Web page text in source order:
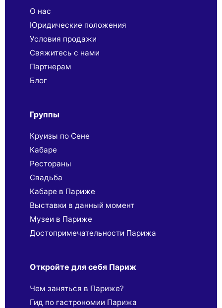
О нас
Юридические положения
Условия продажи
Свяжитесь с нами
Партнерaм
Блог
Группы
Круизы по Сене
Кабаре
Рестораны
Свадьба
Кабаре в Париже
Выставки в данный момент
Музеи в Париже
Достопримечательности Парижа
Откройте для себя Париж
Чем заняться в Париже?
Гид по гастрономии Парижа